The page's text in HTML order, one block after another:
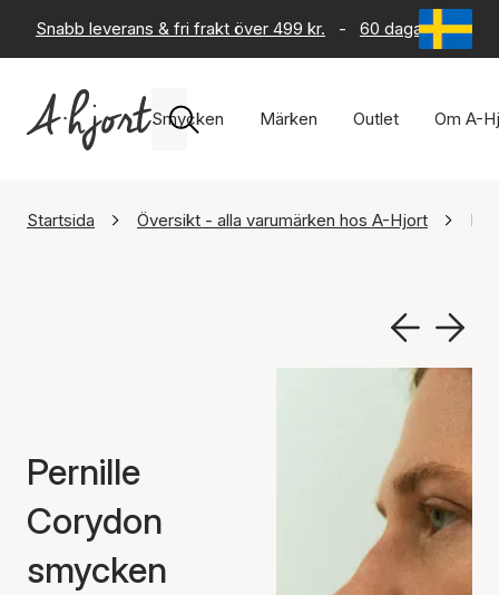
Snabb leverans & fri frakt över 499 kr. - 60 dagars
Smycken Märken Outlet Om A-
Startsida Översikt - alla varumärken hos A-Hjort
Pernille
Corydon
smycken